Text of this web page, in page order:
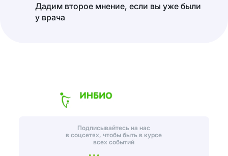
Дадим второе мнение, если вы уже были
у врача
Подписывайтесь на нас
в соцсетях, чтобы быть в курсе
всех событий